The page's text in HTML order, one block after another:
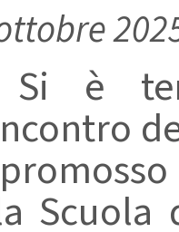
Si è
Scuola